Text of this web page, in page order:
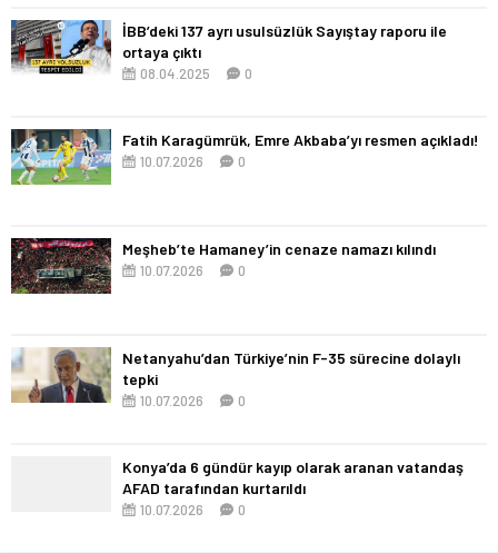
İBB’deki 137 ayrı usulsüzlük Sayıştay raporu ile
ortaya çıktı
08.04.2025 0
Fatih Karagümrük, Emre Akbaba’yı resmen açıkladı!
10.07.2026 0
Meşheb’te Hamaney’in cenaze namazı kılındı
10.07.2026 0
Netanyahu’dan Türkiye’nin F-35 sürecine dolaylı
tepki
10.07.2026 0
Konya’da 6 gündür kayıp olarak aranan vatandaş
AFAD tarafından kurtarıldı
10.07.2026 0